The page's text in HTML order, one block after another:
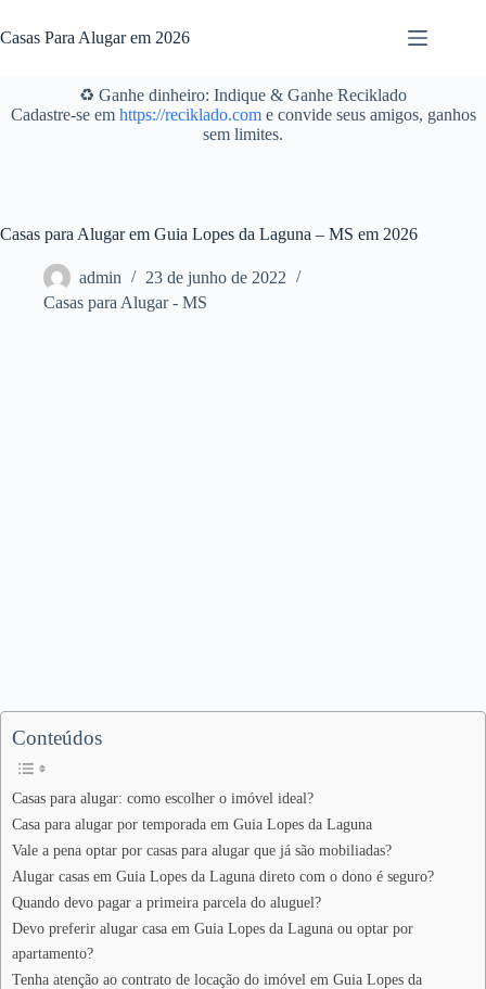
para
o
Casas Para Alugar em 2026
♻️ Ganhe dinheiro: Indique & Ganhe Reciklado
Cadastre-se em https://reciklado.come convide seus amigos, ganhos
sem limites.
Casas para Alugar em Guia Lopes da Laguna – MS em 2026
admin
23 de junho de 2022
Casas para Alugar - MS
Conteúdos
Casas para alugar: como escolher o imóvel ideal?
Casa para alugar por temporada em Guia Lopes da Laguna
Vale a pena optar por casas para alugar que já são mobiliadas?
Alugar casas em Guia Lopes da Laguna direto com o dono é seguro?
Quando devo pagar a primeira parcela do aluguel?
Devo preferir alugar casa em Guia Lopes da Laguna ou optar por
apartamento?
Tenha atenção ao contrato de locação do imóvel em Guia Lopes da